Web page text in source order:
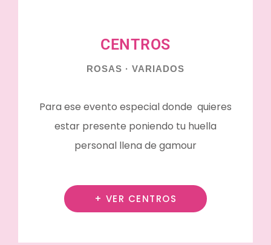
CENTROS
ROSAS · VARIADOS
Para ese evento especial donde quieres
estar presente poniendo tu huella
personal llena de gamour
+ VER CENTROS